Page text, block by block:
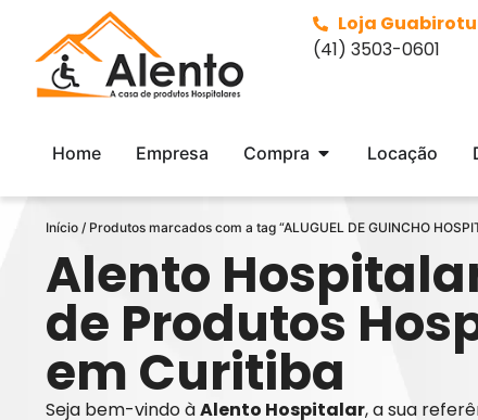
Loja
(41) 3503-0601
Home Empresa Compra Locação
Início / Produtos marcados com a tag “ALUGUEL DE GUINCHO
Alento
de Produtos
em Curitiba
Seja bem-vindo àAlento Hospitalar, a sua